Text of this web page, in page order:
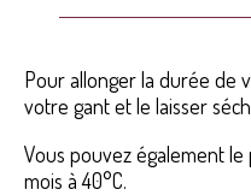
Pour allonger la durée de
votre gant et le laisser
Vous pouvez également
mois à 40°C.